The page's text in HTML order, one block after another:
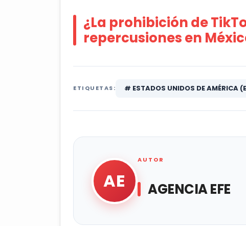
¿La prohibición de
repercusiones en
ETIQUETAS: # ESTADOS UNIDOS DE AMÉRICA
AE
AUTOR
AGENCIA EFE